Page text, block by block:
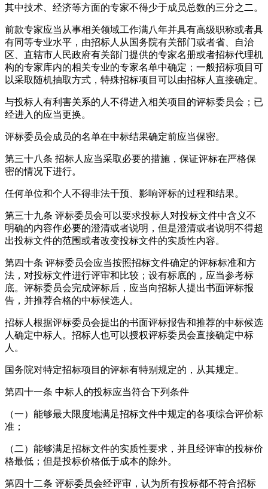
其中技术、经济等方面的专家不得少于成员总数的三分之二。
前款专家应当从事相关领域工作满八年并具有高级职称或者具
有同等专业水平，由招标人从国务院有关部门或者省、自治
区、直辖市人民政府有关部门提供的专家名册或者招标代理机
构的专家库内的相关专业的专家名单中确定；一般招标项目可
以采取随机抽取方式，特殊招标项目可以由招标人直接确定。
与投标人有利害关系的人不得进入相关项目的评标委员会；已
经进入的应当更换。
评标委员会成员的名单在中标结果确定前应当保密。
第三十八条 招标人应当采取必要的措施，保证评标在严格保
密的情况下进行。
任何单位和个人不得非法干预、影响评标的过程和结果。
第三十九条 评标委员会可以要求投标人对投标文件中含义不
明确的内容作必要的澄清或者说明，但是澄清或者说明不得超
出投标文件的范围或者改变投标文件的实质性内容。
第四十条 评标委员会应当按照招标文件确定的评标标准和方
法，对投标文件进行评审和比较；设有标底的，应当参考标
底。评标委员会完成评标后，应当向招标人提出书面评标报
告，并推荐合格的中标候选人。
招标人根据评标委员会提出的书面评标报告和推荐的中标候选
人确定中标人。招标人也可以授权评标委员会直接确定中标
人。
国务院对特定招标项目的评标有特别规定的，从其规定。
第四十一条 中标人的投标应当符合下列条件
（一）能够最大限度地满足招标文件中规定的各项综合评价标
准；
（二）能够满足招标文件的实质性要求，并且经评审的投标价
格最低；但是投标价格低于成本的除外。
第四十二条 评标委员会经评审，认为所有投标都不符合招标